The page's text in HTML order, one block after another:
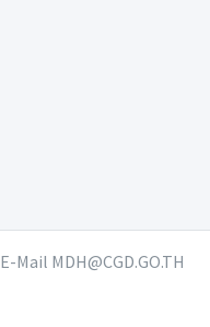
E-Mail MDH@CGD.GO.TH